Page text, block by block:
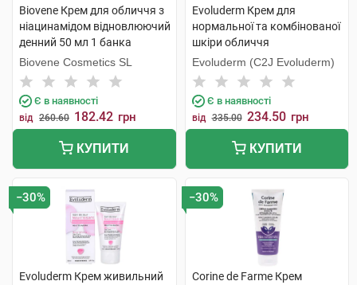
Biovene Крем для обличчя з
ніацинамідом відновлюючий
денний 50 мл 1 банка
Biovene Cosmetics SL
Є в наявності
від 260.60 182.42 грн
КУПИТИ
Evoluderm Крем для
нормальної та комбінованої
шкіри обличчя
зволожуючий 50 мл 1 туба
Evoluderm (C2J Evoluderm)
Є в наявності
від 335.00 234.50 грн
КУПИТИ
−30%
Evoluderm Крем живильний
−30%
Corine de Farme Крем